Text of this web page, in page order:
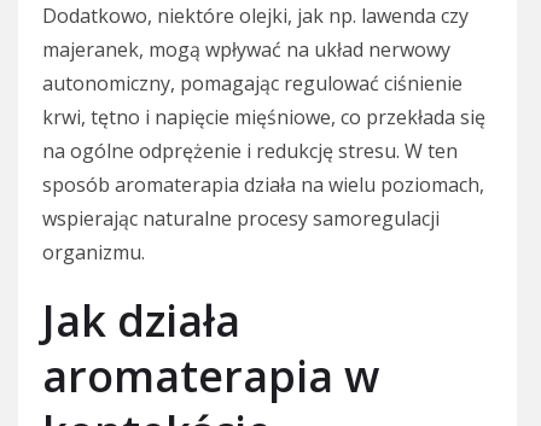
Dodatkowo, niektóre olejki, jak np. lawenda czy
majeranek, mogą wpływać na układ nerwowy
autonomiczny, pomagając regulować ciśnienie
krwi, tętno i napięcie mięśniowe, co przekłada się
na ogólne odprężenie i redukcję stresu. W ten
sposób aromaterapia działa na wielu poziomach,
wspierając naturalne procesy samoregulacji
organizmu.
Jak działa
aromaterapia w